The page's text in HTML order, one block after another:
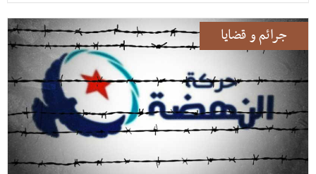
جرائم و قضايا